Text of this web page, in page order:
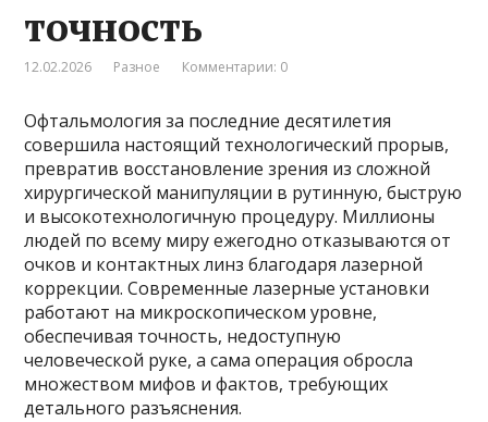
точность
12.02.2026 Разное Комментарии: 0
Офтальмология за последние десятилетия
совершила настоящий технологический прорыв,
превратив восстановление зрения из сложной
хирургической манипуляции в рутинную, быструю
и высокотехнологичную процедуру. Миллионы
людей по всему миру ежегодно отказываются от
очков и контактных линз благодаря лазерной
коррекции. Современные лазерные установки
работают на микроскопическом уровне,
обеспечивая точность, недоступную
человеческой руке, а сама операция обросла
множеством мифов и фактов, требующих
детального разъяснения.